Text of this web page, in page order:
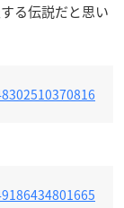
る伝説だと思い